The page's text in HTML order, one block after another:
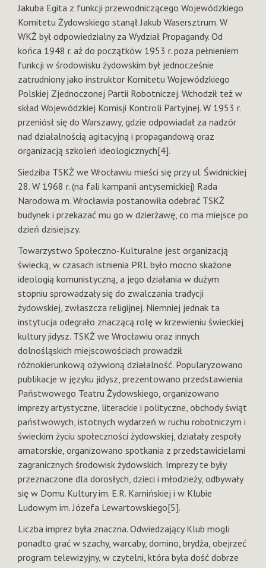
Jakuba Egita z funkcji przewodniczącego Wojewódzkiego
Komitetu Żydowskiego stanął Jakub Wasersztrum. W
WKŻ był odpowiedzialny za Wydział Propagandy. Od
końca 1948 r. aż do początków 1953 r. poza pełnieniem
funkcji w środowisku żydowskim był jednocześnie
zatrudniony jako instruktor Komitetu Wojewódzkiego
Polskiej Zjednoczonej Partii Robotniczej. Wchodził też w
skład Wojewódzkiej Komisji Kontroli Partyjnej. W 1953 r.
przeniósł się do Warszawy, gdzie odpowiadał za nadzór
nad działalnością agitacyjną i propagandową oraz
organizacją szkoleń ideologicznych[4].
Siedziba TSKŻ we Wrocławiu mieści się przy ul. Świdnickiej
28. W 1968 r. (na fali kampanii antysemickiej) Rada
Narodowa m. Wrocławia postanowiła odebrać TSKŻ
budynek i przekazać mu go w dzierżawę, co ma miejsce po
dzień dzisiejszy.
Towarzystwo Społeczno-Kulturalne jest organizacją
świecką, w czasach istnienia PRL było mocno skażone
ideologią komunistyczną, a jego działania w dużym
stopniu sprowadzały się do zwalczania tradycji
żydowskiej, zwłaszcza religijnej. Niemniej jednak ta
instytucja odegrało znaczącą rolę w krzewieniu świeckiej
kultury jidysz. TSKŻ we Wrocławiu oraz innych
dolnośląskich miejscowościach prowadził
różnokierunkową ożywioną działalność. Popularyzowano
publikacje w języku jidysz, prezentowano przedstawienia
Państwowego Teatru Żydowskiego, organizowano
imprezy artystyczne, literackie i polityczne, obchody świąt
państwowych, istotnych wydarzeń w ruchu robotniczym i
świeckim życiu społeczności żydowskiej, działały zespoły
amatorskie, organizowano spotkania z przedstawicielami
zagranicznych środowisk żydowskich. Imprezy te były
przeznaczone dla dorosłych, dzieci i młodzieży, odbywały
się w Domu Kultury im. E.R. Kamińskiej i w Klubie
Ludowym im. Józefa Lewartowskiego[5].
Liczba imprez była znaczna. Odwiedzający Klub mogli
ponadto grać w szachy, warcaby, domino, brydża, obejrzeć
program telewizyjny, w czytelni, która była dość dobrze